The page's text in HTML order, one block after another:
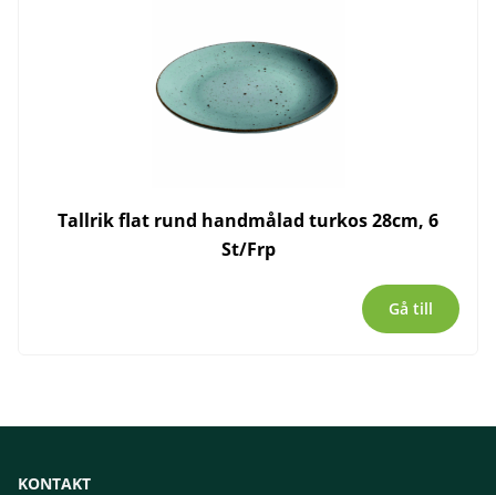
Tallrik flat rund handmålad turkos 28cm, 6
St/Frp
Gå till
KONTAKT